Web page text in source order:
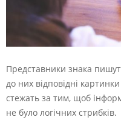
Представники знака
до них відповідні
стежать за тим, щоб
не було логічних стрибків.